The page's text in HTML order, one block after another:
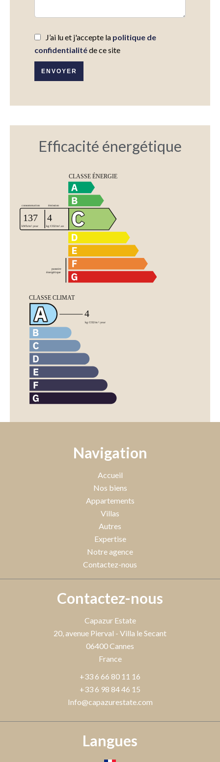
J’ai lu et j'accepte la politique de
confidentialitéde ce site
ENVOYER
Efficacité énergétique
Navigation
Accueil
Nos biens
Appartements
Villas
Autres
Expertise
Notre agence
Contactez-nous
Contactez-nous
Capazur Estate
20, avenue Pierval - Villa le Secant
06400Cannes
France
+33 6 66 80 11 16
+33 6 98 84 46 15
Info@capazurestate.com
Langues